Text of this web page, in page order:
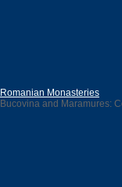
Romanian Monasteries
Bucovina and Maramures: